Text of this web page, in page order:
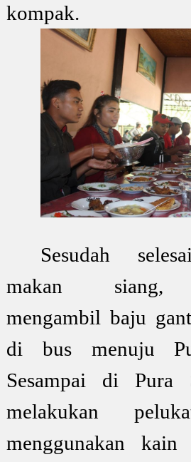
kompak.
Sesudah
makan siang,
mengambil baju
di bus menuju
Sesampai di Pura
melakukan
menggunakan